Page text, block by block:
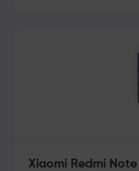
Xiaomi Redmi Note